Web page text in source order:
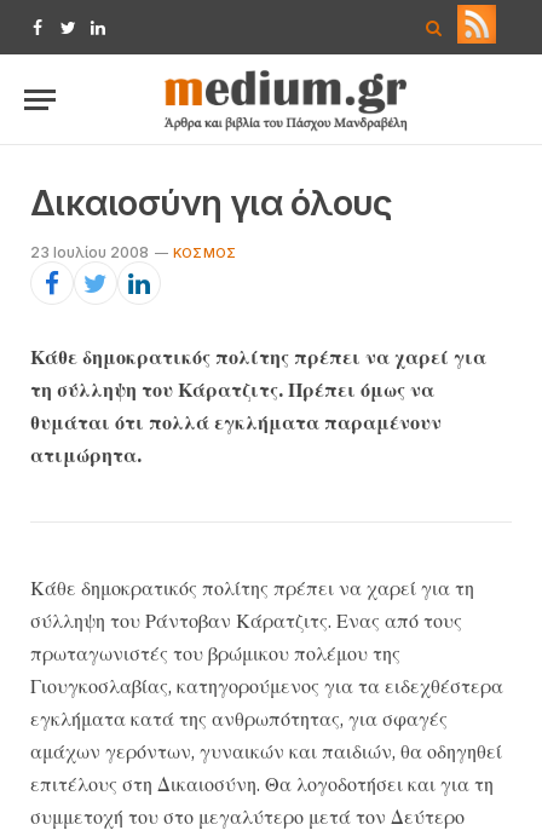
Facebook
TwitterLinkedIn
Δικαιοσύνη για όλους
23 Ιουλίου 2008 ΚΌΣΜΟΣ
Κάθε δημοκρατικός πολίτης πρέπει να χαρεί για
τη σύλληψη του Κάρατζιτς. Πρέπει όμως να
θυμάται ότι πολλά εγκλήματα παραμένουν
ατιμώρητα.
Κάθε δημοκρατικός πολίτης πρέπει να χαρεί για τη
σύλληψη του Ράντοβαν Κάρατζιτς. Ενας από τους
πρωταγωνιστές του βρώμικου πολέμου της
Γιουγκοσλαβίας, κατηγορούμενος για τα ειδεχθέστερα
εγκλήματα κατά της ανθρωπότητας, για σφαγές
αμάχων γερόντων, γυναικών και παιδιών, θα οδηγηθεί
επιτέλους στη Δικαιοσύνη. Θα λογοδοτήσει και για τη
συμμετοχή του στο μεγαλύτερο μετά τον Δεύτερο